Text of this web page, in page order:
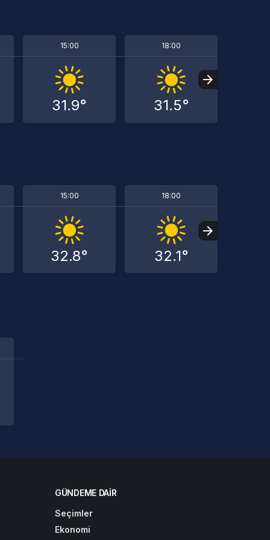
15:00
31.9°
18:00
31.5°
15:00
32.8°
18:00
32.1°
GÜNDEME DAIR
Seçimler
Ekonomi